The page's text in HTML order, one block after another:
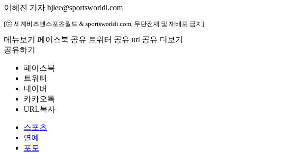
이혜진 기자 hjlee@sportsworldi.com
[ⓒ 세계비즈앤스포츠월드 & sportsworldi.com, 무단전재 및 재배포 금지]
메뉴보기 페이스북 공유 트위터 공유 url 공유 더보기
공유하기
페이스북
트위터
네이버
카카오톡
URL복사
스포츠
연예
포토